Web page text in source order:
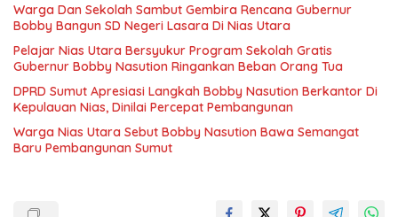
Warga Dan Sekolah Sambut Gembira Rencana Gubernur
Bobby Bangun SD Negeri Lasara Di Nias Utara
Pelajar Nias Utara Bersyukur Program Sekolah Gratis
Gubernur Bobby Nasution Ringankan Beban Orang Tua
DPRD Sumut Apresiasi Langkah Bobby Nasution Berkantor Di
Kepulauan Nias, Dinilai Percepat Pembangunan
Warga Nias Utara Sebut Bobby Nasution Bawa Semangat
Baru Pembangunan Sumut